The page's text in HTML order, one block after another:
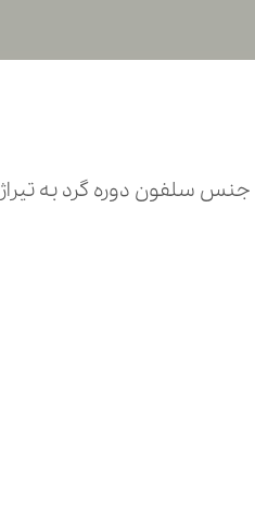
گرد به تیراژ ۱۰۰۰عدد انجام شد.